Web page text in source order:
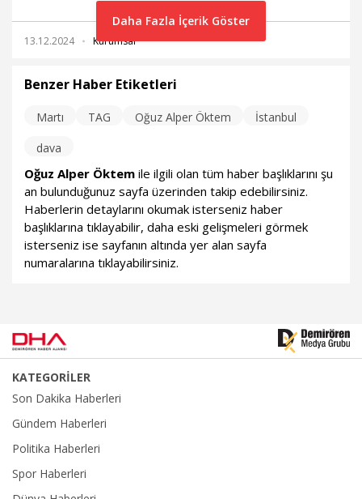
13.12.2024 Kurumsal
Daha Fazla İçerik Göster
Benzer Haber Etiketleri
Martı TAG Oğuz Alper Öktem
İstanbul
dava
Oğuz Alper Öktem ile ilgili olan tüm haber başlıklarını şu
an bulunduğunuz sayfa üzerinden takip edebilirsiniz.
Haberlerin detaylarını okumak isterseniz haber
başlıklarına tıklayabilir, daha eski gelişmeleri görmek
isterseniz ise sayfanın altında yer alan sayfa
numaralarına tıklayabilirsiniz.
KATEGORİLER
Son Dakika Haberleri
Gündem Haberleri
Politika Haberleri
Spor Haberleri